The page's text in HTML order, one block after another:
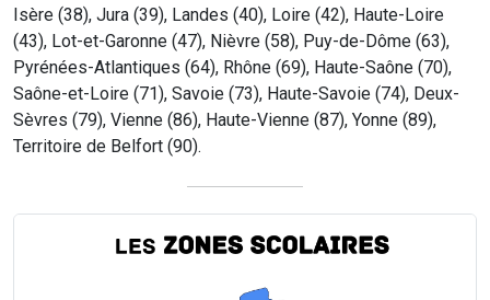
Isère (38), Jura (39), Landes (40), Loire (42), Haute-Loire
(43), Lot-et-Garonne (47), Nièvre (58), Puy-de-Dôme (63),
Pyrénées-Atlantiques (64), Rhône (69), Haute-Saône (70),
Saône-et-Loire (71), Savoie (73), Haute-Savoie (74), Deux-
Sèvres (79), Vienne (86), Haute-Vienne (87), Yonne (89),
Territoire de Belfort (90).